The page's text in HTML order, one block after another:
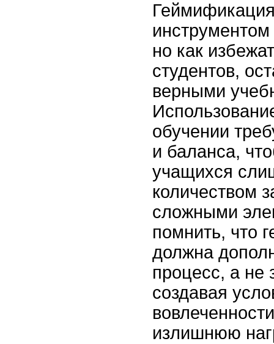
но как
студентов,
верными
обучении
и баланса,
учащихся
количеством
сложными
помнить, что
должна
процесс, а не
создавая
излишнюю